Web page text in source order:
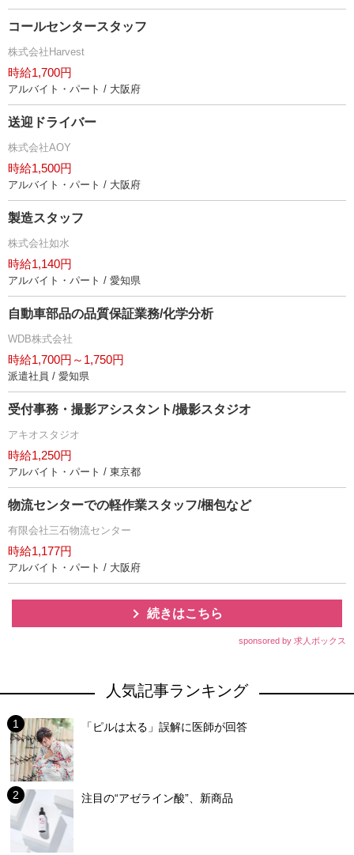
コールセンタースタッフ
株式会社Harvest
時給1,700円
アルバイト・パート / 大阪府
送迎ドライバー
株式会社AOY
時給1,500円
アルバイト・パート / 大阪府
製造スタッフ
株式会社如水
時給1,140円
アルバイト・パート / 愛知県
自動車部品の品質保証業務/化学分析
WDB株式会社
時給1,700円～1,750円
派遣社員 / 愛知県
受付事務・撮影アシスタント/撮影スタジオ
アキオスタジオ
時給1,250円
アルバイト・パート / 東京都
物流センターでの軽作業スタッフ/梱包など
有限会社三石物流センター
時給1,177円
アルバイト・パート / 大阪府
続きはこちら
sponsored by 求人ボックス
人気記事ランキング
「ピルは太る」誤解に医師が回答
注目の“アゼライン酸”、新商品